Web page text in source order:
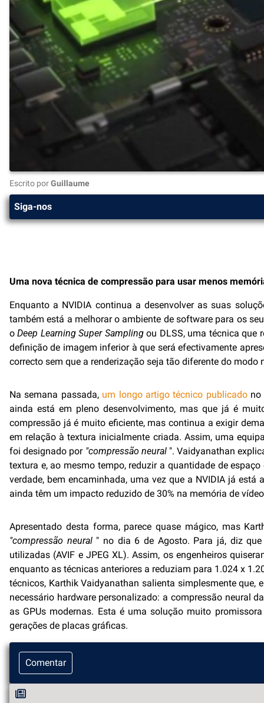
Escrito porGuillaume
Siga-nos
Uma nova técnica de compressão para usar menos
Enquanto a NVIDIA continua a desenvolver as suas
também está a melhorar o ambiente de software para os
oDeep Learning Super Samplingou DLSS, uma técnica que
definição de imagem inferior à que será efectivamente
correcto sem que a renderização seja tão diferente do modo
Na semana passada, um longo artigo técnico publicadono
ainda está em pleno desenvolvimento, mas que já é
compressão já é muito eficiente, mas continua a exigir
em relação à textura inicialmente criada. Assim, uma
foi designado por "compressão neural". Vaidyanathan
textura e, ao mesmo tempo, reduzir a quantidade de
verdade, bem encaminhada, uma vez que a NVIDIA já
ainda têm um impacto reduzido de 30% na memória de
Apresentado desta forma, parece quase mágico, mas
"compressão neural" no dia 6 de Agosto. Para já, diz que
utilizadas (AVIF e JPEG XL). Assim, os engenheiros
enquanto as técnicas anteriores a reduziam para 1.024 x
técnicos, Karthik Vaidyanathan salienta simplesmente
necessário hardware personalizado: a compressão neural
as GPUs modernas. Esta é uma solução muito
gerações de placas gráficas.
Comentar